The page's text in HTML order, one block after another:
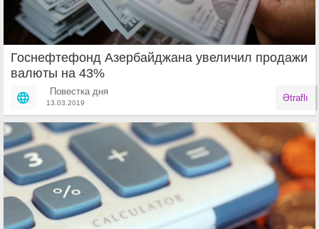
Госнефтефонд Азербайджана увеличил продажи
валюты на 43%
Повестка дня
13.03.2019 Ətraflı